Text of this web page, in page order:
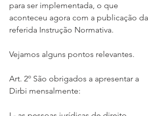
para ser implementada, o que
aconteceu agora com a publicação da
referida Instrução Normativa.
Vejamos alguns pontos relevantes.
Art. 2º São obrigados a apresentar a
Dirbi mensalmente: